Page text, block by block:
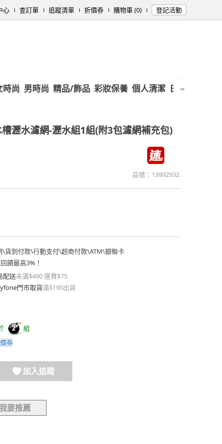
心 查訂單 追蹤清單 折價券 購物車 (0) 登記活動
時尚 男時尚 精品/飾品 彩妝保養 個人清潔 日用/紙品
瀝水濾網-瀝水組1組(附3包濾網補充包)
品號： 13992932
\貨到付款\行動支付\超商付款\ATM\銀聯卡
饋最高3%！
配送未滿$490 運費$75
門市取貨滿$190出貨
2
組
券
加入追蹤
要推薦